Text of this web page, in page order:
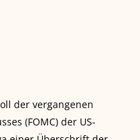
der vergangenen
(FOMC) der US-